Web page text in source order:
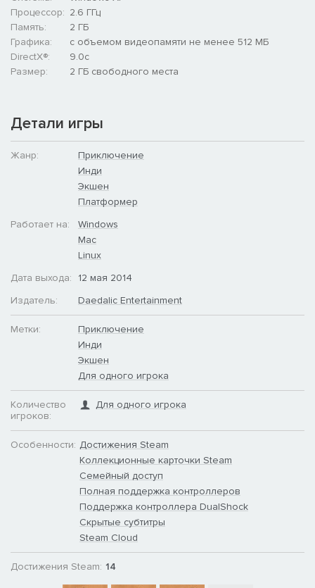
Процессор: 2.6 ГГц
Память:
2 ГБ
Графика:
с объемом видеопамяти не менее 512 МБ
DirectX®:
9.0c
Размер:
2 ГБ свободного места
Детали игры
Жанр:
Приключение
Инди
Экшен
Платформер
Работает на:
Windows
Mac
Linux
Дата выхода:
12 мая 2014
Издатель:
Daedalic Entertainment
Метки:
Приключение
Инди
Экшен
Для одного игрока
Количество
игроков:
Для одного игрока
Особенности: Достижения Steam
Коллекционные карточки Steam
Семейный доступ
Полная поддержка контроллеров
Поддержка контроллера DualShock
Скрытые субтитры
Steam Cloud
Достижения Steam: 14